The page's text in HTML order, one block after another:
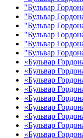
"Бульвар
"Бульвар
"Бульвар
"Бульвар
"Бульвар
"Бульвар
«Бульвар
«Бульвар
«Бульвар
«Бульвар
«Бульвар
«Бульвар
«Бульвар
«Бульвар
«Бульвар